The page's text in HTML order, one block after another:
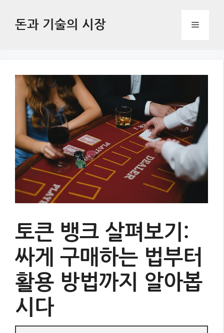
돈과 기술의 시장 Menu
토큰 뱅크 살펴보기:
싸게 구매하는 법부터
활용 방법까지 알아봅
시다